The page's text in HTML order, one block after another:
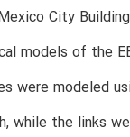
City
models of the
were modeled
while the links